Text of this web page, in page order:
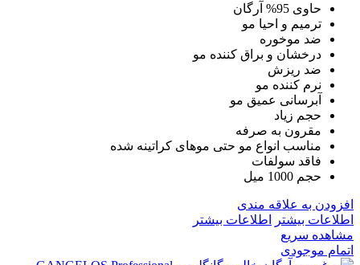
حاوی 95% آرگان
ترمیم و احیا مو
ضد موخوره
درخشان و براق کننده مو
ضد ریزش
نرم کننده مو
آبرسانی عمیق مو
حجم زیاد
مقرون به صرفه
مناسب انواع مو حتی موهای کراتینه شده
فاقد سولفات
حجم 1000 میل
افزودن به علاقه مندی
اطلاعات بیشتر
اطلاعات بیشتر
مشاهده سریع
اتمام موجودی